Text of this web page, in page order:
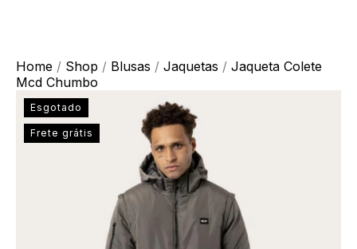
Home / Shop / Blusas / Jaquetas / Jaqueta Colete
Mcd Chumbo
Esgotado
Frete grátis